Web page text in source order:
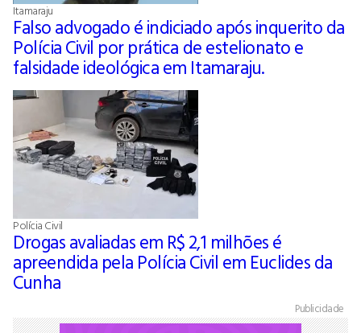
Itamaraju
Falso advogado é indiciado após inquerito da
Polícia Civil por prática de estelionato e
falsidade ideológica em Itamaraju.
Polícia Civil
Drogas avaliadas em R$ 2,1 milhões é
apreendida pela Polícia Civil em Euclides da
Cunha
Publicidade